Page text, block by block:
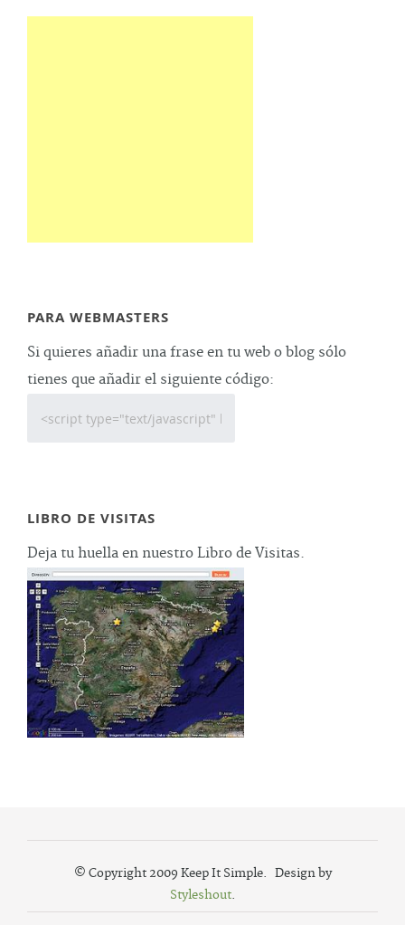
PARA WEBMASTERS
Si quieres añadir una frase en tu web o blog sólo
tienes que añadir el siguiente código:
LIBRO DE VISITAS
Deja tu huella en nuestro Libro de Visitas.
© Copyright 2009 Keep It Simple. Design by
Styleshout.